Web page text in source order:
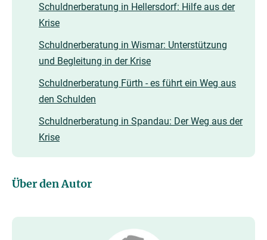
Schuldnerberatung in Hellersdorf: Hilfe aus der
Krise
Schuldnerberatung in Wismar: Unterstützung
und Begleitung in der Krise
Schuldnerberatung Fürth - es führt ein Weg aus
den Schulden
Schuldnerberatung in Spandau: Der Weg aus der
Krise
Über den Autor